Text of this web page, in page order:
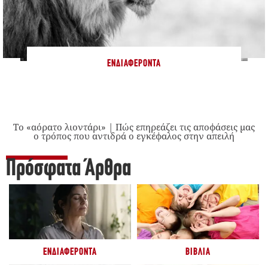
ΕΝΔΙΑΦΈΡΟΝΤΑ
Το «αόρατο λιοντάρι» | Πώς επηρεάζει τις αποφάσεις μας
ο τρόπος που αντιδρά ο εγκέφαλος στην απειλή
Πρόσφατα Άρθρα
ΕΝΔΙΑΦΈΡΟΝΤΑ ΒΙΒΛΊΑ